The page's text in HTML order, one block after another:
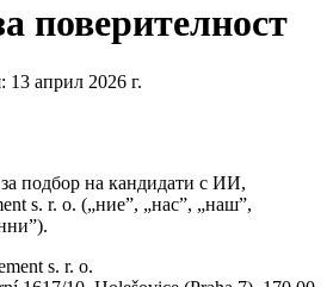
поверителност
13 април 2026 г.
подбор на кандидати с ИИ,
s. r. o. („ние”, „нас”, „наш”,
s. r. o.